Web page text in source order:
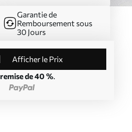
Garantie de
Remboursement sous
30 Jours
Afficher le Prix
remise de 40 %.